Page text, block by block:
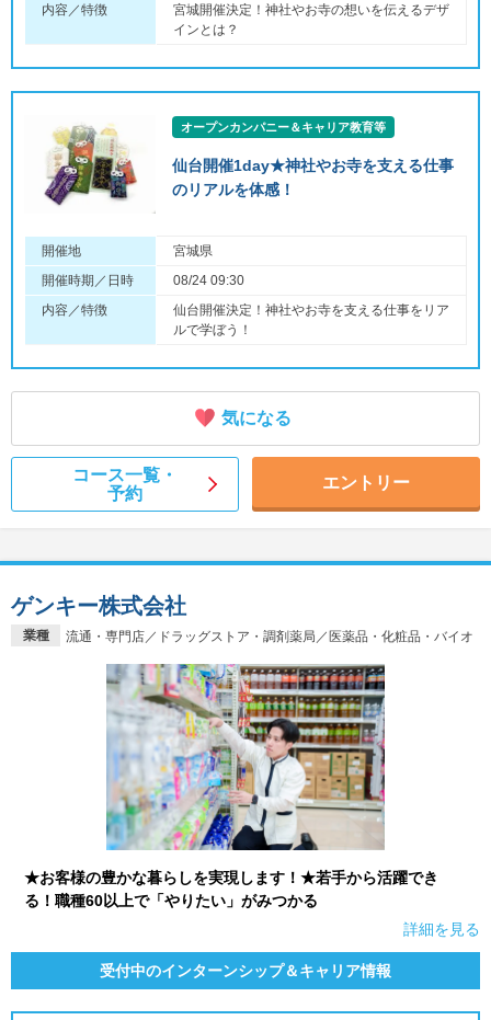
内容／特徴
宮城開催決定！神社やお寺の想いを伝えるデザ
インとは？
オープンカンパニー＆キャリア教育等
仙台開催1day★神社やお寺を支える仕事
のリアルを体感！
開催地
宮城県
開催時期／日時
08/24 09:30
内容／特徴
仙台開催決定！神社やお寺を支える仕事をリア
ルで学ぼう！
気になる
コース一覧・
予約
エントリー
業種 流通・専門店／ドラッグストア・調剤薬局／医薬品・化粧品・バイオ
ゲンキー株式会社
★お客様の豊かな暮らしを実現します！★若手から活躍でき
る！職種60以上で「やりたい」がみつかる
詳細を見る
受付中のインターンシップ＆キャリア情報